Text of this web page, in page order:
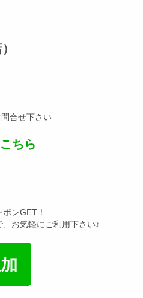
合せ下さい
ちら
ンGET！
お気軽にご利用下さい♪